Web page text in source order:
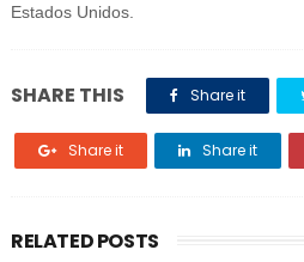
Estados Unidos.
SHARE THIS Share it
Share it Share it
RELATED POSTS